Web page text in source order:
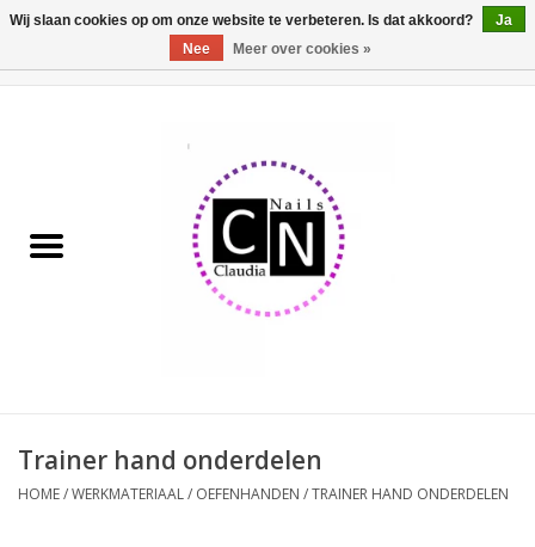
Pedicure producten
Acrylpoeder
Trainer hand onderdelen
HOME/WERKMATERIAAL/ OEFENHANDEN /TRAINER HAND ONDERDELEN
Wij slaan cookies op om onze website te verbeteren. Is dat akkoord?
Ja
Nee
Meer over cookies »